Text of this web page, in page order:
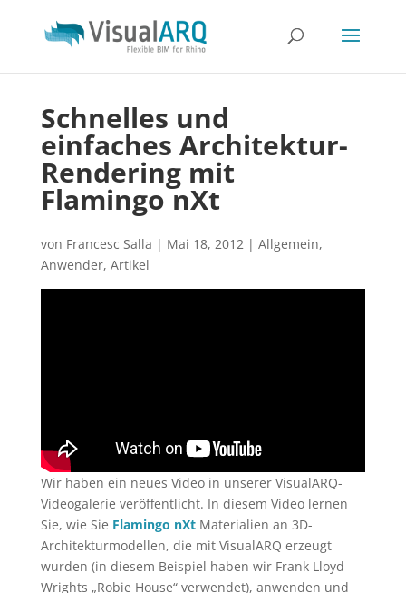
Schnelles und
einfaches Architektur-
Rendering mit
Flamingo nXt
von Francesc Salla | Mai 18, 2012| Allgemein,
Anwender, Artikel
Wir haben ein neues Video in unserer VisualARQ-
Videogalerie veröffentlicht. In diesem Video lernen
Sie, wie Sie Flamingo nXt Materialien an 3D-
Architekturmodellen, die mit VisualARQ erzeugt
wurden (in diesem Beispiel haben wir Frank Lloyd
Wrights „Robie House“ verwendet), anwenden und